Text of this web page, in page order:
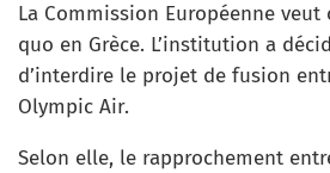
La Commission Européenne
quo en Grèce. L’institution a
d’interdire le projet de fusion
Olympic Air.
Selon elle, le rapprochement